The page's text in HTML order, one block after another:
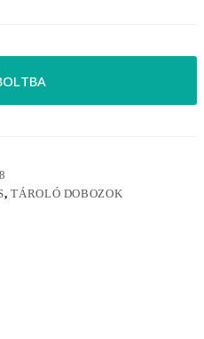
,TÁROLÓ DOBOZOK